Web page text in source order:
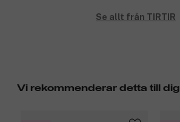
Se allt från TIRTIR
Vi rekommenderar detta till dig